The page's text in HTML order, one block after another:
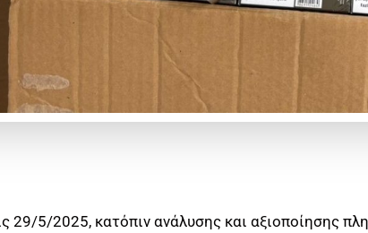
29/5/2025, κατόπιν ανάλυσης και αξιοποίησης